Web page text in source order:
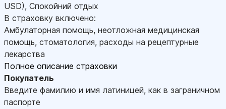
USD), Спокойний отдых
В страховку включено:
Амбулаторная помощь, неотложная медицинская
помощь, стоматология, расходы на рецептурные
лекарства
Полное описание страховки
Покупатель
Введите фамилию и имя латиницей, как в заграничном
паспорте